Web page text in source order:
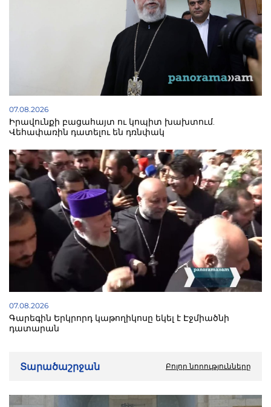
07.08.2026
Իրավունքի բացահայտ ու կոպիտ խախտում.
Վեհափառին դատելու են դռնփակ
07.08.2026
Գարեգին Երկրորդ կաթողիկոսը եկել է Էջմիածնի
դատարան
Տարածաշրջան Բոլոր նորությունները